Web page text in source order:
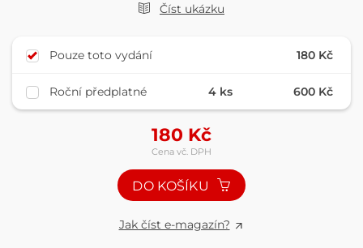
Číst ukázku
Pouze toto vydání 180 Kč
Roční předplatné 4 ks 600 Kč
180 Kč
Cena vč. DPH
DO KOŠÍKU
Jak číst e-magazín?